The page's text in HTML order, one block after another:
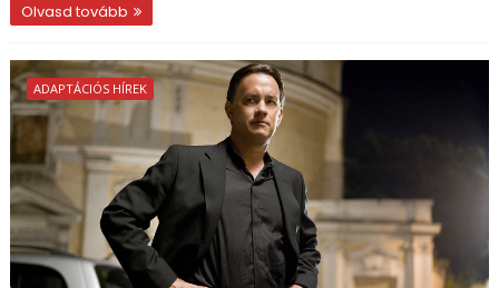
Olvasd tovább
ADAPTÁCIÓS HÍREK